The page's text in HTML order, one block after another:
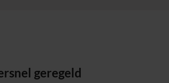
geregeld